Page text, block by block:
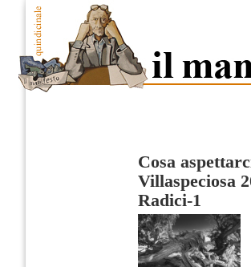
Cosa
Villaspeciosa
Radici-1